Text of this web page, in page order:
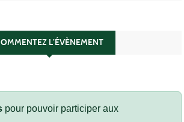
L’ÉVÈNEMENT
pour pouvoir participer aux